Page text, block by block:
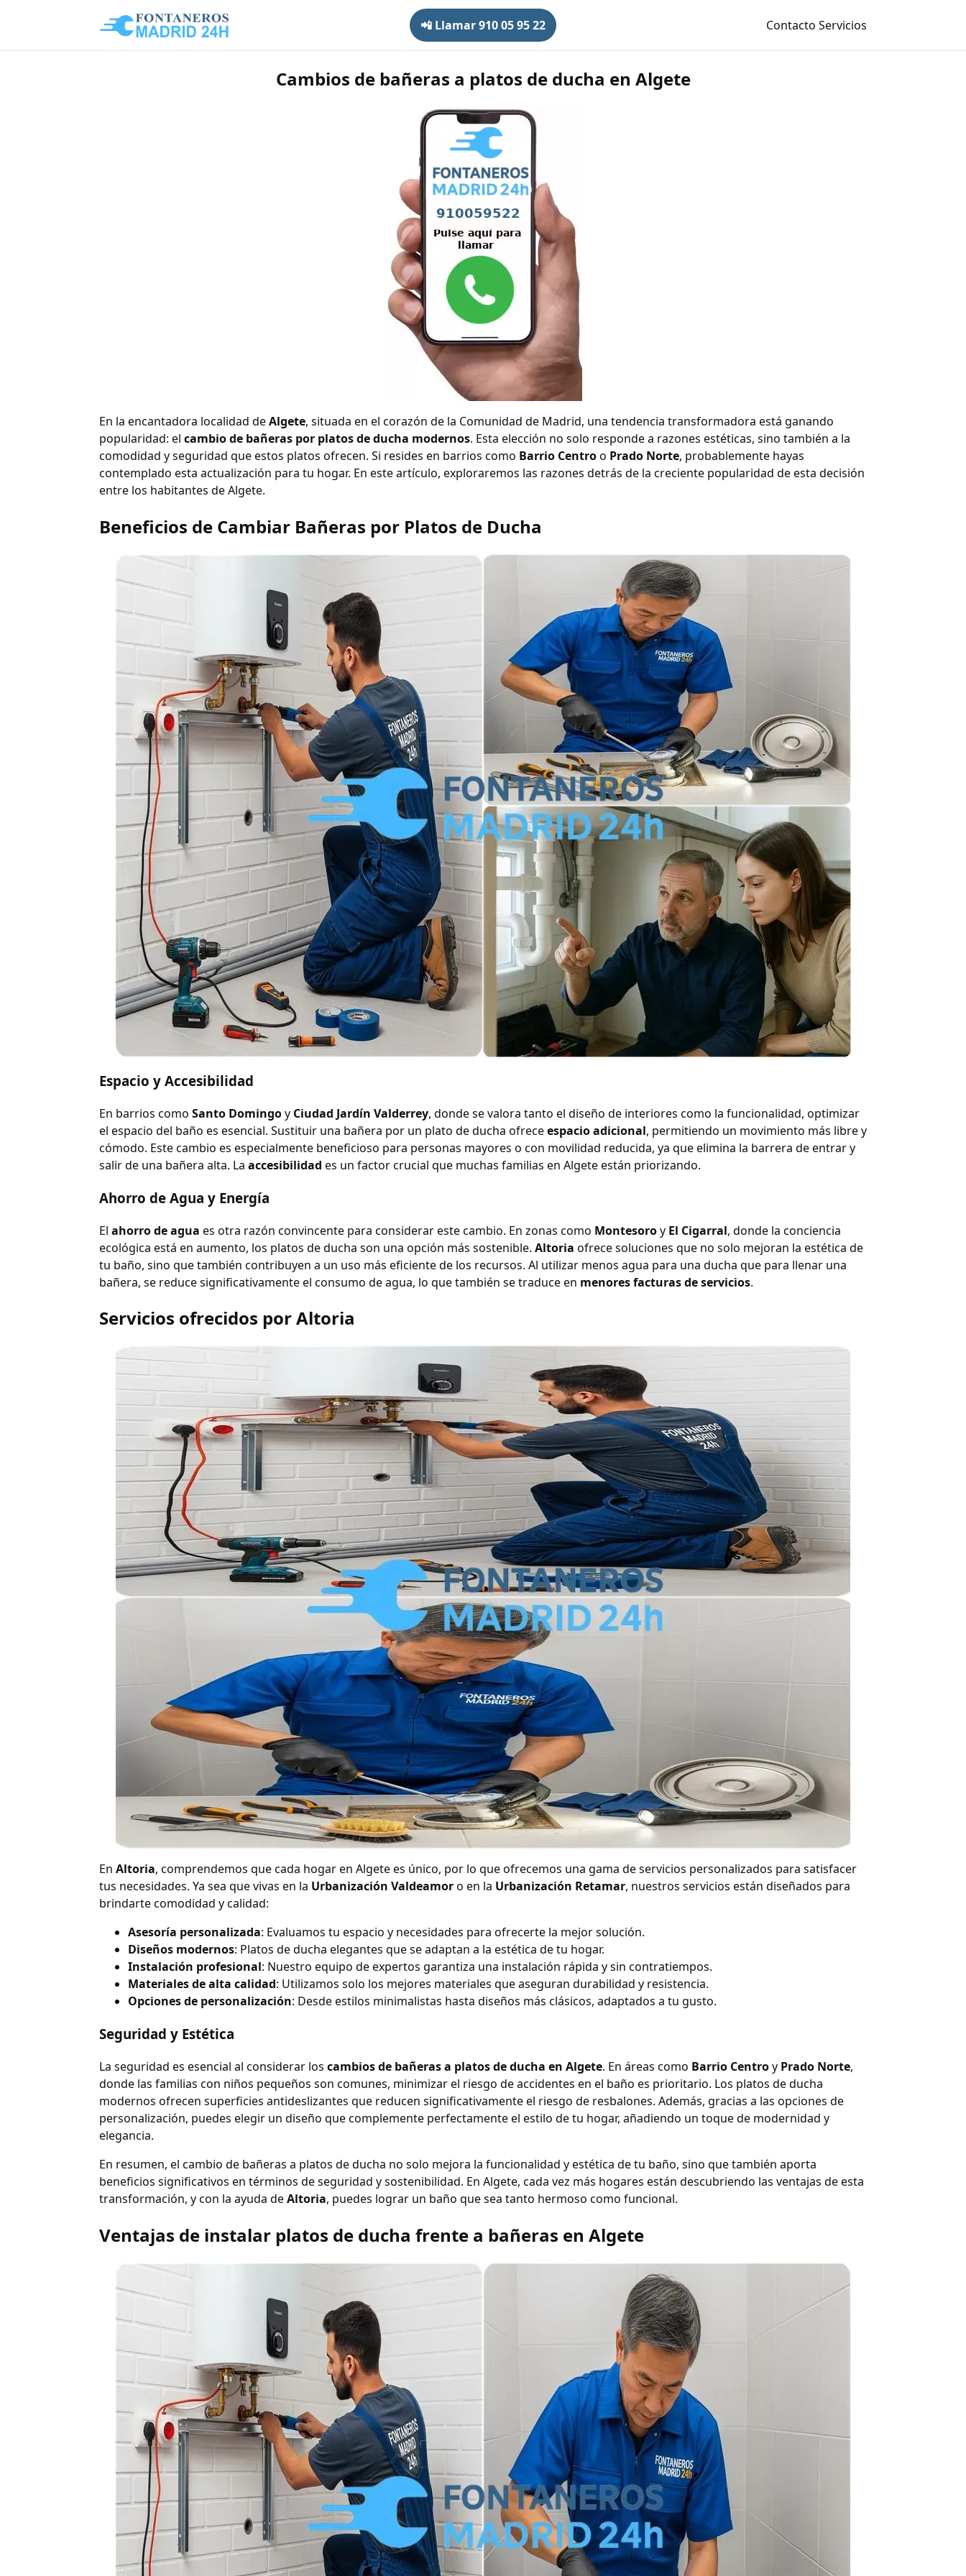
📲 Llamar 910 05 95 22 Contacto Servicios
Cambios de bañeras a platos de ducha en Algete
En la encantadora localidad deAlgete, situada en el corazón de la Comunidad de Madrid, una tendencia transformadora está ganando
popularidad: el cambio de bañeras por platos de ducha modernos. Esta elección no solo responde a razones estéticas, sino también a la
comodidad y seguridad que estos platos ofrecen. Si resides en barrios como Barrio Centroo Prado Norte, probablemente hayas
contemplado esta actualización para tu hogar. En este artículo, exploraremos las razones detrás de la creciente popularidad de esta decisión
entre los habitantes de Algete.
Beneficios de Cambiar Bañeras por Platos de Ducha
Espacio y Accesibilidad
En barrios como Santo Domingoy Ciudad Jardín Valderrey, donde se valora tanto el diseño de interiores como la funcionalidad, optimizar
el espacio del baño es esencial. Sustituir una bañera por un plato de ducha ofreceespacio adicional, permitiendo un movimiento más libre y
cómodo. Este cambio es especialmente beneficioso para personas mayores o con movilidad reducida, ya que elimina la barrera de entrar y
salir de una bañera alta. La accesibilidad es un factor crucial que muchas familias en Algete están priorizando.
Ahorro de Agua y Energía
El ahorro de agua es otra razón convincente para considerar este cambio. En zonas como Montesoroy El Cigarral, donde la conciencia
ecológica está en aumento, los platos de ducha son una opción más sostenible. Altoria ofrece soluciones que no solo mejoran la estética de
tu baño, sino que también contribuyen a un uso más eficiente de los recursos. Al utilizar menos agua para una ducha que para llenar una
bañera, se reduce significativamente el consumo de agua, lo que también se traduce en menores facturas de servicios.
Servicios ofrecidos por Altoria
En Altoria, comprendemos que cada hogar en Algete es único, por lo que ofrecemos una gama de servicios personalizados para satisfacer
tus necesidades. Ya sea que vivas en la Urbanización Valdeamoro en la Urbanización Retamar, nuestros servicios están diseñados para
brindarte comodidad y calidad:
Asesoría personalizada: Evaluamos tu espacio y necesidades para ofrecerte la mejor solución.
Diseños modernos: Platos de ducha elegantes que se adaptan a la estética de tu hogar.
Instalación profesional: Nuestro equipo de expertos garantiza una instalación rápida y sin contratiempos.
Materiales de alta calidad: Utilizamos solo los mejores materiales que aseguran durabilidad y resistencia.
Opciones de personalización: Desde estilos minimalistas hasta diseños más clásicos, adaptados a tu gusto.
Seguridad y Estética
La seguridad es esencial al considerar los cambios de bañeras a platos de ducha en Algete. En áreas como Barrio Centroy Prado Norte,
donde las familias con niños pequeños son comunes, minimizar el riesgo de accidentes en el baño es prioritario. Los platos de ducha
modernos ofrecen superficies antideslizantes que reducen significativamente el riesgo de resbalones. Además, gracias a las opciones de
personalización, puedes elegir un diseño que complemente perfectamente el estilo de tu hogar, añadiendo un toque de modernidad y
elegancia.
En resumen, el cambio de bañeras a platos de ducha no solo mejora la funcionalidad y estética de tu baño, sino que también aporta
beneficios significativos en términos de seguridad y sostenibilidad. En Algete, cada vez más hogares están descubriendo las ventajas de esta
transformación, y con la ayuda deAltoria, puedes lograr un baño que sea tanto hermoso como funcional.
Ventajas de instalar platos de ducha frente a bañeras en Algete